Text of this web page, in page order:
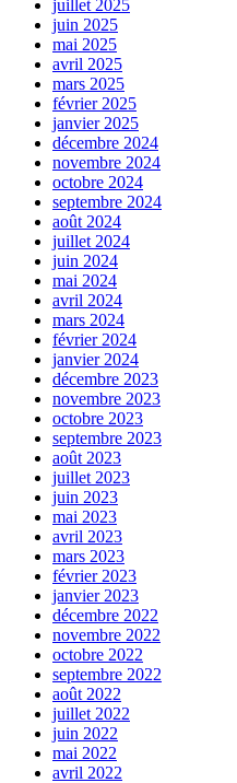
juillet 2025
juin 2025
mai 2025
avril 2025
mars 2025
février 2025
janvier 2025
décembre 2024
novembre 2024
octobre 2024
septembre 2024
août 2024
juillet 2024
juin 2024
mai 2024
avril 2024
mars 2024
février 2024
janvier 2024
décembre 2023
novembre 2023
octobre 2023
septembre 2023
août 2023
juillet 2023
juin 2023
mai 2023
avril 2023
mars 2023
février 2023
janvier 2023
décembre 2022
novembre 2022
octobre 2022
septembre 2022
août 2022
juillet 2022
juin 2022
mai 2022
avril 2022